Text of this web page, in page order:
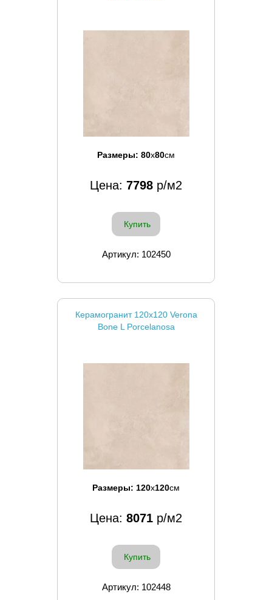
Размеры: 80x80см
Цена: 7798 р/м2
Купить
Артикул: 102450
Керамогранит 120x120 Verona
Bone L Porcelanosa
Размеры: 120x120см
Цена: 8071 р/м2
Купить
Артикул: 102448